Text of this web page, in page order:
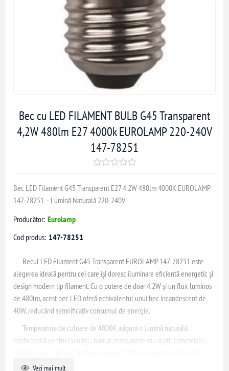
Bec cu LED FILAMENT BULB G45 Transparent
4,2W 480lm E27 4000k EUROLAMP 220-240V
147-78251
Bec LED Filament G45 Transparent E27 4.2W 480lm 4000K EUROLAMP
147-78251 – Lumină Naturală 220-240V
Producător: Eurolamp
Cod produs: 147-78251
Becul LED Filament G45 Transparent EUROLAMP 147-78251 este
alegerea ideală pentru cei care își doresc iluminare eficientă energetic și
design modern tip filament. Cu o putere de doar 4.2W și un flux luminos
de 480lm, acest bec LED oferă echivalentul unui bec incandescent de
40W, reducând semnificativ consumul de energie.
Temperatura de culoare de 4000K asigură o lumină naturală,
confortabilă pentru locuințe, birouri, restaurante sau spații comerciale.
uniform în întreaga încăpere.
Vezi mai mult